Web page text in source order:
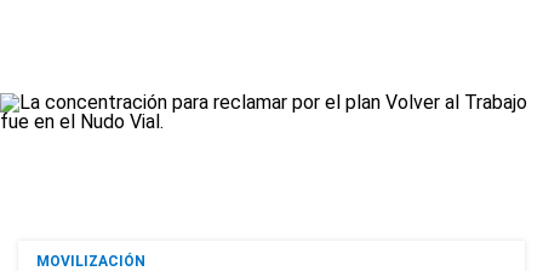
MOVILIZACIÓN